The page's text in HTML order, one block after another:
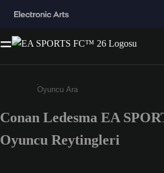
Enter a minimum of 3
Conan Ledesma EA
Oyuncu Reytingleri